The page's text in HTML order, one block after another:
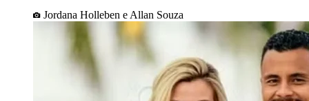
Jordana Holleben e Allan Souza